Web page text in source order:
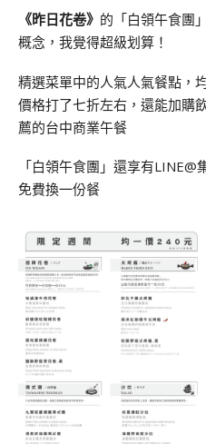
《昨日花卷》 的「白領午食團
概念，我覺得超級划算！
精選菜單中的人氣人氣餐點，
價格打了七折左右，還能加購
薦的台中商業午餐
「白領午食團」還享有
免費換一份餐